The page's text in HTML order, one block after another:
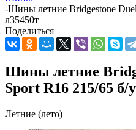
-Шины летние Bridgestone
л35450т
Поделиться
Шины летние
Sport R16 215/65 б/
Летние (лето)